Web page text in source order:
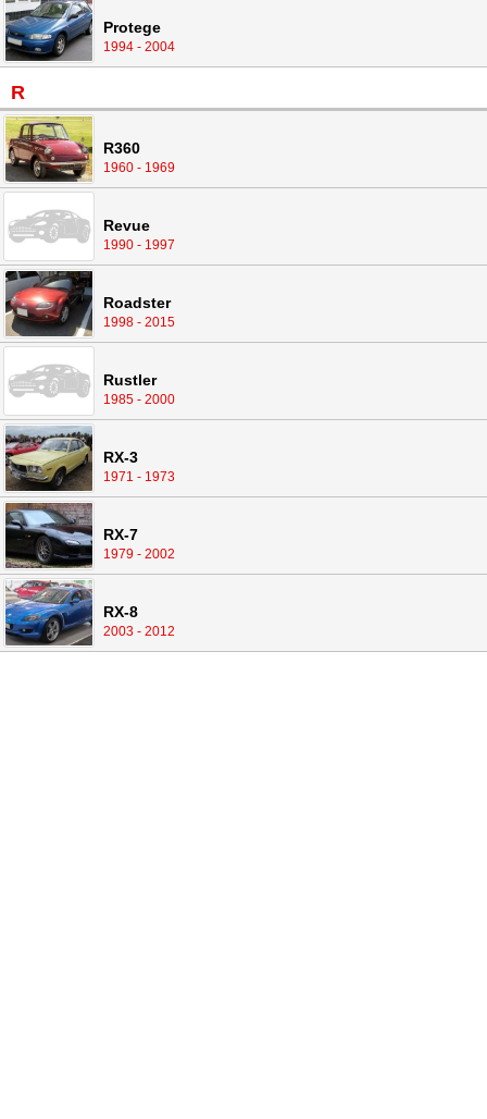
Protege
1994 - 2004
R
R360
1960 - 1969
Revue
1990 - 1997
Roadster
1998 - 2015
Rustler
1985 - 2000
RX-3
1971 - 1973
RX-7
1979 - 2002
RX-8
2003 - 2012